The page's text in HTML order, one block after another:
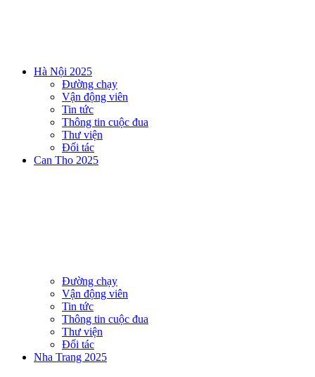
Hà Nội 2025
Đường chạy
Vận động viên
Tin tức
Thông tin cuộc đua
Thư viện
Đối tác
Can Tho 2025
Đường chạy
Vận động viên
Tin tức
Thông tin cuộc đua
Thư viện
Đối tác
Nha Trang 2025